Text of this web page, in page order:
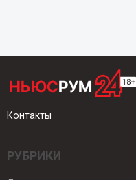
Контакты
РУБРИКИ